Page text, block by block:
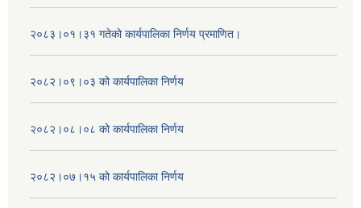
२०८३।०१।३१ गतेको कार्यपालिका निर्णय प्रमाणित।
२०८२।०९।०३ को कार्यपालिका निर्णय
२०८२।०८।०८ को कार्यपालिका निर्णय
२०८२।०७।१५ को कार्यपालिका निर्णय